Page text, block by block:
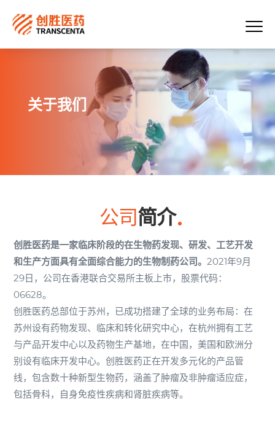
关于我们
公司简介
创胜医药是一家临床阶段的在生物药发现、研发、工艺开发
和生产方面具有全面综合能力的生物制药公司。2021年9月
29日，公司在香港联合交易所主板上市，股票代码：
06628。
创胜医药总部位于苏州，已成功搭建了全球的业务布局：在
苏州设有药物发现、临床和转化研究中心，在杭州拥有工艺
与产品开发中心以及药物生产基地，在中国，美国和欧洲分
别设有临床开发中心。创胜医药正在开发多元化的产品管
线，包含数十种新型生物药，涵盖了肿瘤及非肿瘤适应症，
包括骨科，自身免疫性疾病和肾脏疾病等。